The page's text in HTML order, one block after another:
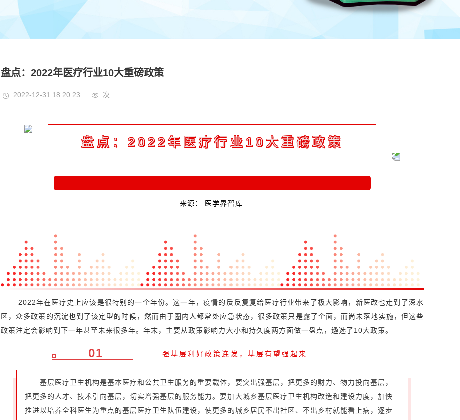
盘点：2022年医疗行业10大重磅政策
2022-12-31 18:20:23 次
盘点：2022年医疗行业10大重磅政策
来源： 医学界智库
2022年在医疗史上应该是很特别的一个年份。这一年，疫情的反反复复给医疗行业带来了极大影响，新医改也走到了深水
区，众多政策的沉淀也到了该定型的时候，然而由于圈内人都常处应急状态，很多政策只是露了个面，而尚未落地实施，但这些
政策注定会影响到下一年甚至未来很多年。年末，主要从政策影响力大小和持久度两方面做一盘点，遴选了10大政策。
01 强基层利好政策连发，基层有望强起来
基层医疗卫生机构是基本医疗和公共卫生服务的重要载体，要突出强基层，把更多的财力、物力投向基层，
把更多的人才、技术引向基层，切实增强基层的服务能力。要加大城乡基层医疗卫生机构改造和建设力度，加快
推进以培养全科医生为重点的基层医疗卫生队伍建设，使更多的城乡居民不出社区、不出乡村就能看上病，逐步